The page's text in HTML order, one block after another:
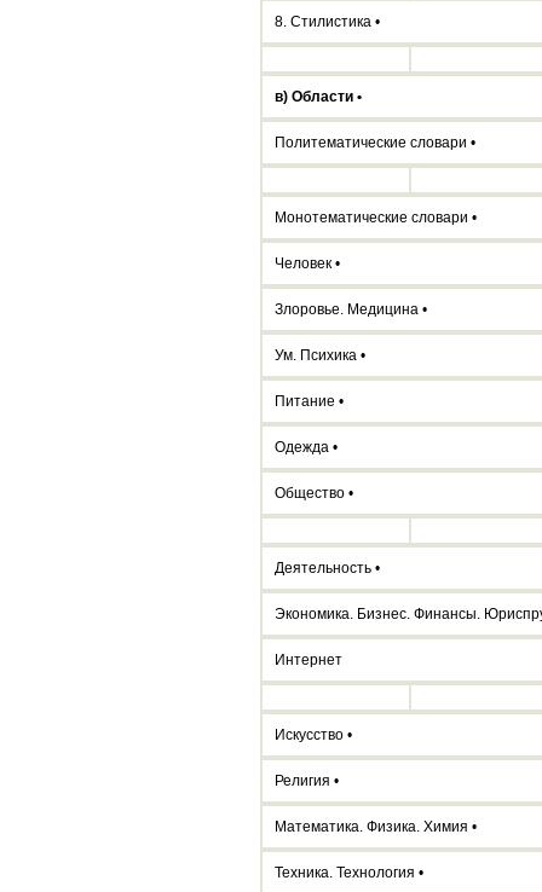
8. Стилистика •
в) Области •
Политематические словари •
Монотематические словари •
Человек •
Злоровье. Медицина •
Ум. Психика •
Питание •
Одежда •
Общество •
Деятельность •
Экономика. Бизнес. Финансы.
Интернет
Искусство •
Религия •
Математика. Физика. Химия •
Техника. Технология •